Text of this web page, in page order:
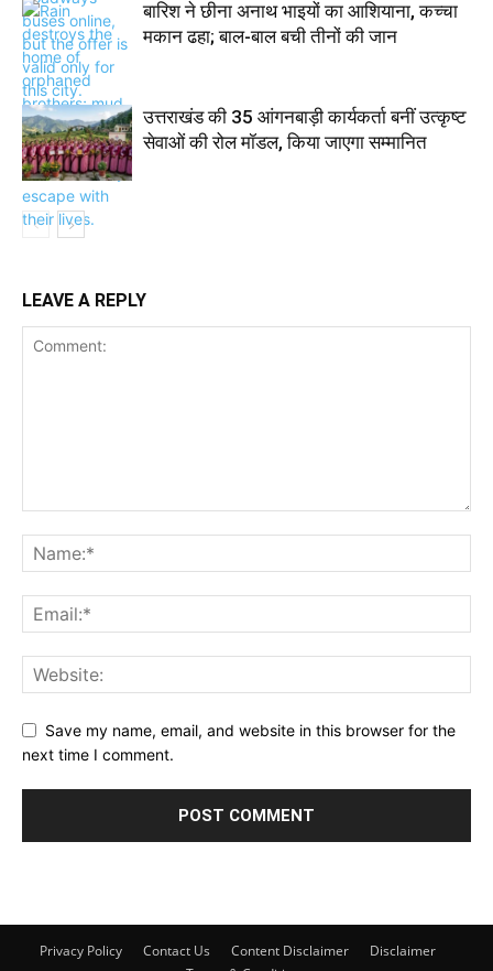
बारिश ने छीना अनाथ भाइयों का आशियाना, कच्चा
मकान ढहा; बाल-बाल बची तीनों की जान
उत्तराखंड की 35 आंगनबाड़ी कार्यकर्ता बनीं उत्कृष्ट
सेवाओं की रोल मॉडल, किया जाएगा सम्मानित
LEAVE A REPLY
Save my name, email, and website in this browser for the
next time I comment.
Privacy Policy Contact Us Content Disclaimer
Disclaimer